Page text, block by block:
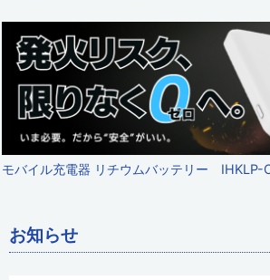
モバイル充電器 リチウムバッテリー
お知らせ